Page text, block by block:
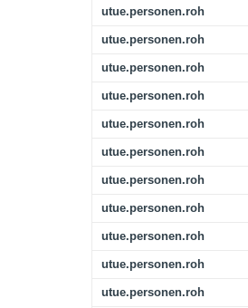
utue.personen.roh
utue.personen.roh
utue.personen.roh
utue.personen.roh
utue.personen.roh
utue.personen.roh
utue.personen.roh
utue.personen.roh
utue.personen.roh
utue.personen.roh
utue.personen.roh